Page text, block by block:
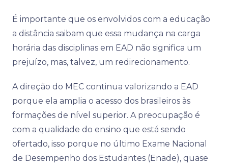
É importante que os envolvidos com a educação
a distância saibam que essa mudança na carga
horária das disciplinas em EAD não significa um
prejuízo, mas, talvez, um redirecionamento.
A direção do MEC continua valorizando a EAD
porque ela amplia o acesso dos brasileiros às
formações de nível superior. A preocupação é
com a qualidade do ensino que está sendo
ofertado, isso porque no último Exame Nacional
de Desempenho dos Estudantes (Enade), quase